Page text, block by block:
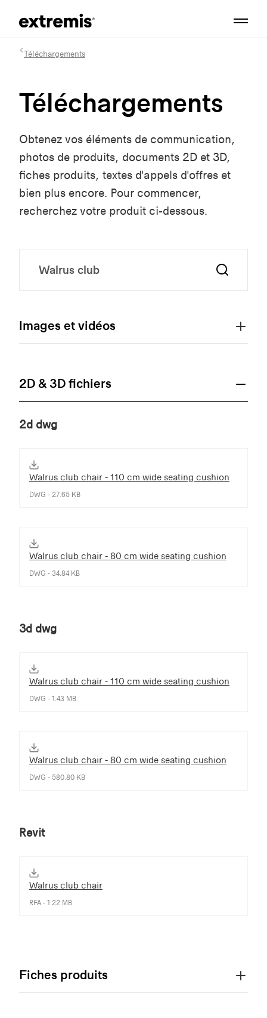
Téléchargements
Téléchargements
Obtenez vos éléments de communication,
photos de produits, documents 2D et 3D,
fiches produits, textes d'appels d'offres et
bien plus encore. Pour commencer,
recherchez votre produit ci-dessous.
Images et vidéos
2D & 3D fichiers
2d dwg
Walrus club chair - 110 cm wide seating cushion
DWG - 27.65 KB
Walrus club chair - 80 cm wide seating cushion
DWG - 34.84 KB
3d dwg
Walrus club chair - 110 cm wide seating cushion
DWG - 1.43 MB
Walrus club chair - 80 cm wide seating cushion
DWG - 580.80 KB
Revit
Walrus club chair
RFA - 1.22 MB
Fiches produits